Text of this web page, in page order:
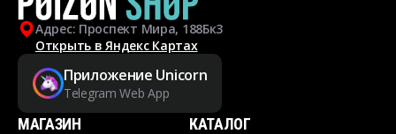
Адрес: Проспект Мира, 188Бк3
Открыть в Яндекс Картах
Приложение Unicorn
Telegram Web App
МАГАЗИН КАТАЛОГ